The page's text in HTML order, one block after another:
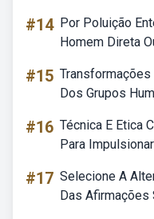
#14 Por Poluição
Homem Direta
#15 Transformações
Dos Grupos
#16 Técnica E Etica
Para
#17 Selecione A
Das Afirmações